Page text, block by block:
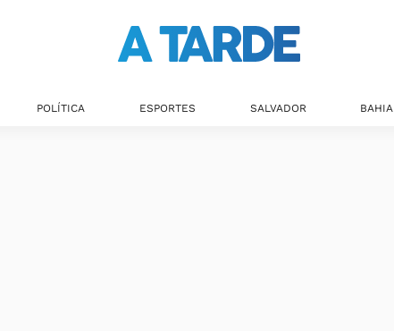
POLÍTICA ESPORTES SALVADOR BAHIA